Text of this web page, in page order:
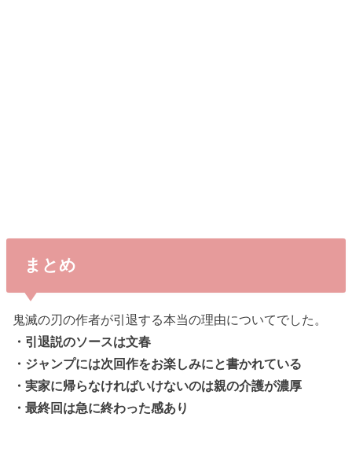
まとめ
鬼滅の刃の作者が引退する本当の理由についてでした。
・引退説のソースは文春
・ジャンプには次回作をお楽しみにと書かれている
・実家に帰らなければいけないのは親の介護が濃厚
・最終回は急に終わった感あり